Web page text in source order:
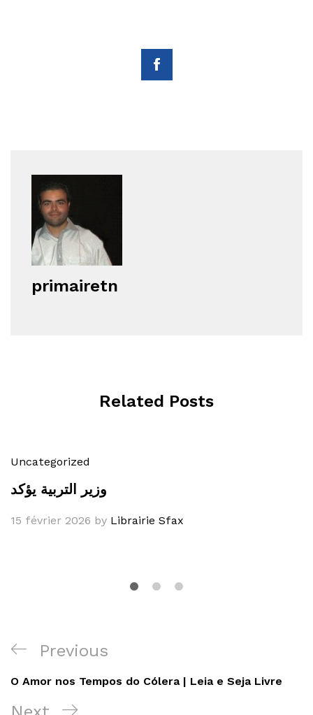
primairetn
Related Posts
Uncategorized
وزير التربية يؤكد
15 février 2026 by Librairie Sfax
Navigation
de
l’article
Previous
Post
Previous
O Amor nos Tempos do Cólera | Leia e Seja Livre
Next